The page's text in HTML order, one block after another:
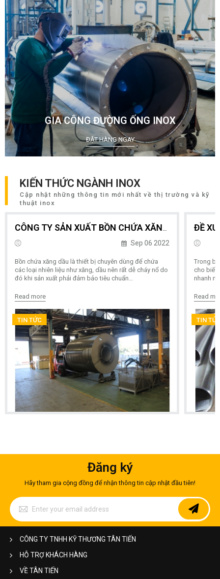
GIA CÔNG ĐƯỜNG ỐNG INOX
ĐẶT HÀNG NGAY
KIẾN THỨC NGÀNH INOX
Cập nhật những thông tin mới nhất về thị trường và kỹ
thuật inox
Sep 06 2022
Bồn chứa xăng dầu là thiết bị chuyên dùng để chứa
các loại nhiên liệu như xăng, dầu nên rất dễ cháy nổ do
đó khi sản xuất phải đảm bảo tiêu chuẩn…
Read more
TIN TỨC
Trong
cho biết
nhanh
Read
TIN
Đăng ký
Hãy tham gia cộng đồng để nhận thông tin cập nhật đầu tiên!
Sign
Up
for
Our
Newsletter:
CÔNG TY TNHH KỸ THƯƠNG TÂN TIẾN
HỖ TRỢ KHÁCH HÀNG
VỀ TÂN TIẾN